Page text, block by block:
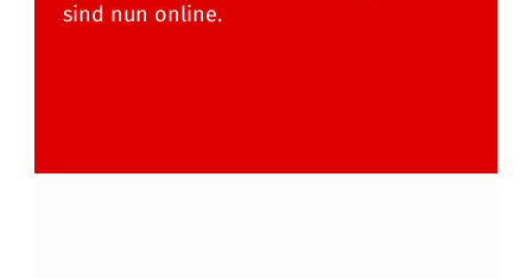
sind nun online.